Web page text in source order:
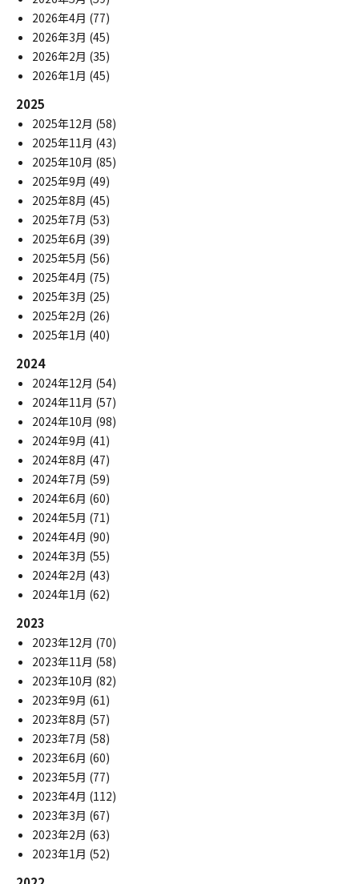
2026年4月 (77)
2026年3月 (45)
2026年2月 (35)
2026年1月 (45)
2025
2025年12月 (58)
2025年11月 (43)
2025年10月 (85)
2025年9月 (49)
2025年8月 (45)
2025年7月 (53)
2025年6月 (39)
2025年5月 (56)
2025年4月 (75)
2025年3月 (25)
2025年2月 (26)
2025年1月 (40)
2024
2024年12月 (54)
2024年11月 (57)
2024年10月 (98)
2024年9月 (41)
2024年8月 (47)
2024年7月 (59)
2024年6月 (60)
2024年5月 (71)
2024年4月 (90)
2024年3月 (55)
2024年2月 (43)
2024年1月 (62)
2023
2023年12月 (70)
2023年11月 (58)
2023年10月 (82)
2023年9月 (61)
2023年8月 (57)
2023年7月 (58)
2023年6月 (60)
2023年5月 (77)
2023年4月 (112)
2023年3月 (67)
2023年2月 (63)
2023年1月 (52)